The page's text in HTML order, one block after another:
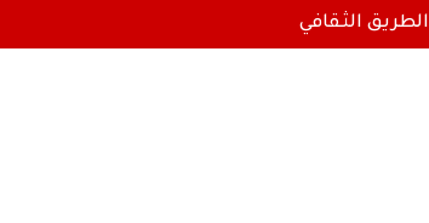
الطريق الثقافي